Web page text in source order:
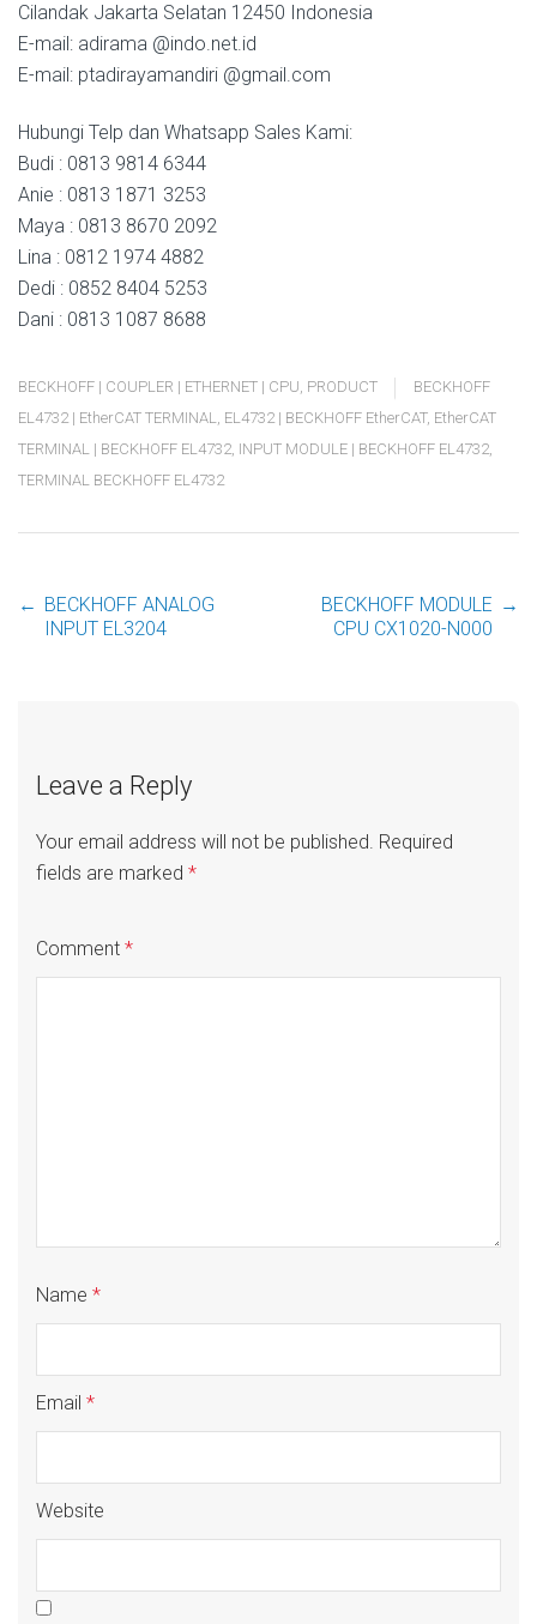
Cilandak Jakarta Selatan 12450 Indonesia
E-mail: adirama @indo.net.id
E-mail: ptadirayamandiri @gmail.com
Hubungi Telp dan Whatsapp Sales Kami:
Budi : 0813 9814 6344
Anie : 0813 1871 3253
Maya : 0813 8670 2092
Lina : 0812 1974 4882
Dedi : 0852 8404 5253
Dani : 0813 1087 8688
BECKHOFF | COUPLER | ETHERNET | CPU, PRODUCT
BECKHOFF
EL4732 | EtherCAT TERMINAL, EL4732 | BECKHOFF EtherCAT, EtherCAT
TERMINAL | BECKHOFF EL4732, INPUT MODULE | BECKHOFF EL4732,
TERMINAL BECKHOFF EL4732
Post
← BECKHOFF ANALOG
INPUT EL3204
BECKHOFF MODULE
CPU CX1020-N000
→
Leave a Reply
Your email address will not be published. Required
fields are marked *
Comment *
Name *
Email *
Website